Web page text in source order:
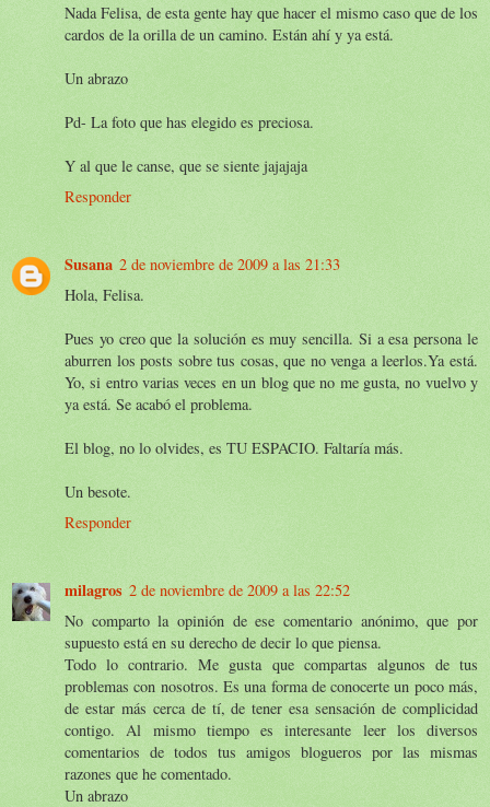
Nada Felisa, de esta gente hay que hacer el mismo caso que de los
cardos de la orilla de un camino. Están ahí y ya está.
Un abrazo
Pd- La foto que has elegido es preciosa.
Y al que le canse, que se siente jajajaja
Responder
Susana 2 de noviembre de 2009 a las 21:33
Hola, Felisa.
Pues yo creo que la solución es muy sencilla. Si a esa persona le
aburren los posts sobre tus cosas, que no venga a leerlos.Ya está.
Yo, si entro varias veces en un blog que no me gusta, no vuelvo y
ya está. Se acabó el problema.
El blog, no lo olvides, es TU ESPACIO. Faltaría más.
Un besote.
Responder
milagros 2 de noviembre de 2009 a las 22:52
No comparto la opinión de ese comentario anónimo, que por
supuesto está en su derecho de decir lo que piensa.
Todo lo contrario. Me gusta que compartas algunos de tus
problemas con nosotros. Es una forma de conocerte un poco más,
de estar más cerca de tí, de tener esa sensación de complicidad
contigo. Al mismo tiempo es interesante leer los diversos
comentarios de todos tus amigos blogueros por las mismas
razones que he comentado.
Un abrazo